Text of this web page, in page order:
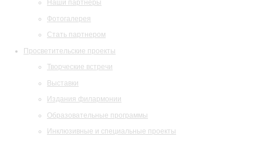
Наши партнеры
Фотогалерея
Стать партнером
Просветительские проекты
Творческие встречи
Выставки
Издания филармонии
Образовательные программы
Инклюзивные и специальные проекты